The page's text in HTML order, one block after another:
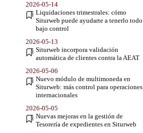
2026-05-14
Liquidaciones trimestrales: cómo
Siturweb puede ayudarte a tenerlo todo
bajo control
2026-05-13
Siturweb incorpora validación
automática de clientes contra la AEAT
2026-05-06
Nuevo módulo de multimoneda en
Siturweb: más control para operaciones
internacionales
2026-05-05
Nuevas mejoras en la gestión de
Tesorería de expedientes en Siturweb